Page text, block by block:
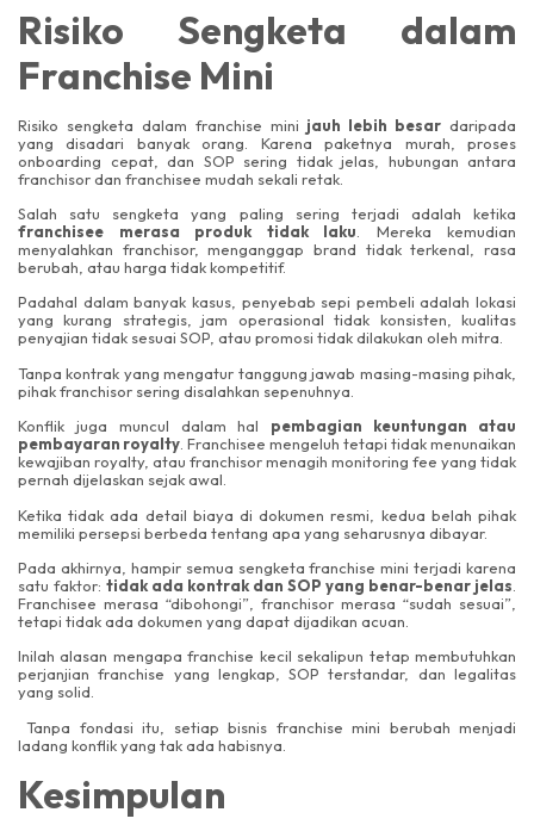
Risiko Sengketa dalam
Franchise Mini
Risiko sengketa dalam franchise mini jauh lebih besar daripada
yang disadari banyak orang. Karena paketnya murah, proses
onboarding cepat, dan SOP sering tidak jelas, hubungan antara
franchisor dan franchisee mudah sekali retak.
Salah satu sengketa yang paling sering terjadi adalah ketika
franchisee merasa produk tidak laku . Mereka kemudian
menyalahkan franchisor, menganggap brand tidak terkenal, rasa
berubah, atau harga tidak kompetitif.
Padahal dalam banyak kasus, penyebab sepi pembeli adalah lokasi
yang kurang strategis, jam operasional tidak konsisten, kualitas
penyajian tidak sesuai SOP, atau promosi tidak dilakukan oleh mitra.
Tanpa kontrak yang mengatur tanggung jawab masing-masing pihak,
pihak franchisor sering disalahkan sepenuhnya.
Konflik juga muncul dalam hal pembagian keuntungan atau
pembayaran royalty . Franchisee mengeluh tetapi tidak menunaikan
kewajiban royalty, atau franchisor menagih monitoring fee yang tidak
pernah dijelaskan sejak awal.
Ketika tidak ada detail biaya di dokumen resmi, kedua belah pihak
memiliki persepsi berbeda tentang apa yang seharusnya dibayar.
Pada akhirnya, hampir semua sengketa franchise mini terjadi karena
satu faktor: tidak ada kontrak dan SOP yang benar-benar jelas
Franchisee merasa “dibohongi”, franchisor merasa “sudah sesuai”,
tetapi tidak ada dokumen yang dapat dijadikan acuan.
Inilah alasan mengapa franchise kecil sekalipun tetap membutuhkan
perjanjian franchise yang lengkap, SOP terstandar, dan legalitas
yang solid.
Tanpa fondasi itu, setiap bisnis franchise mini berubah menjadi
ladang konflik yang tak ada habisnya.
Kesimpulan